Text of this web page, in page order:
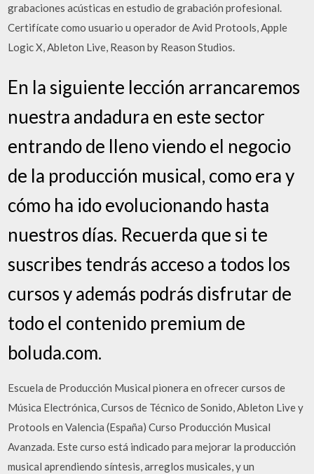
grabaciones acústicas en estudio de grabación profesional.
Certifícate como usuario u operador de Avid Protools, Apple
Logic X, Ableton Live, Reason by Reason Studios.
En la siguiente lección arrancaremos
nuestra andadura en este sector
entrando de lleno viendo el negocio
de la producción musical, como era y
cómo ha ido evolucionando hasta
nuestros días. Recuerda que si te
suscribes tendrás acceso a todos los
cursos y además podrás disfrutar de
todo el contenido premium de
boluda.com.
Escuela de Producción Musical pionera en ofrecer cursos de
Música Electrónica, Cursos de Técnico de Sonido, Ableton Live y
Protools en Valencia (España) Curso Producción Musical
Avanzada. Este curso está indicado para mejorar la producción
musical aprendiendo síntesis, arreglos musicales, y un